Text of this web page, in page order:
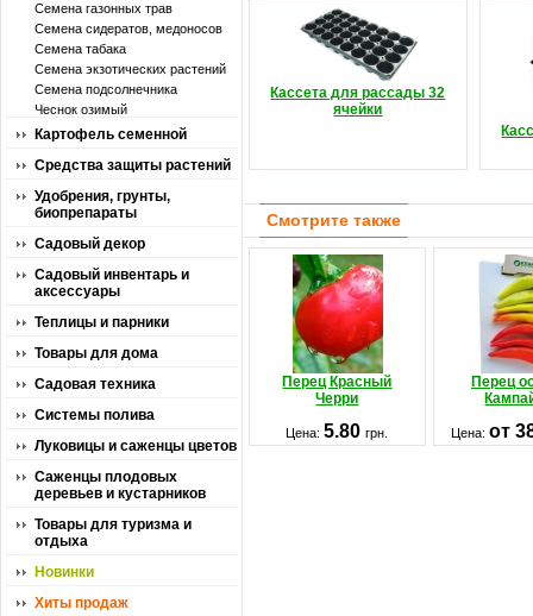
Семена газонных трав
Семена сидератов, медоносов
Семена табака
Семена экзотических растений
Семена подсолнечника
Чеснок озимый
Картофель семенной
Средства защиты растений
Удобрения, грунты,
биопрепараты
Садовый декор
Садовый инвентарь и
аксессуары
Теплицы и парники
Товары для дома
Садовая техника
Системы полива
Луковицы и саженцы цветов
Саженцы плодовых
деревьев и кустарников
Товары для туризма и
отдыха
Новинки
Хиты продаж
Кассета для рассады 32
ячейки
Смотрите также
Перец Красный
Черри
Перец
Цена:5.80грн. Цена:от